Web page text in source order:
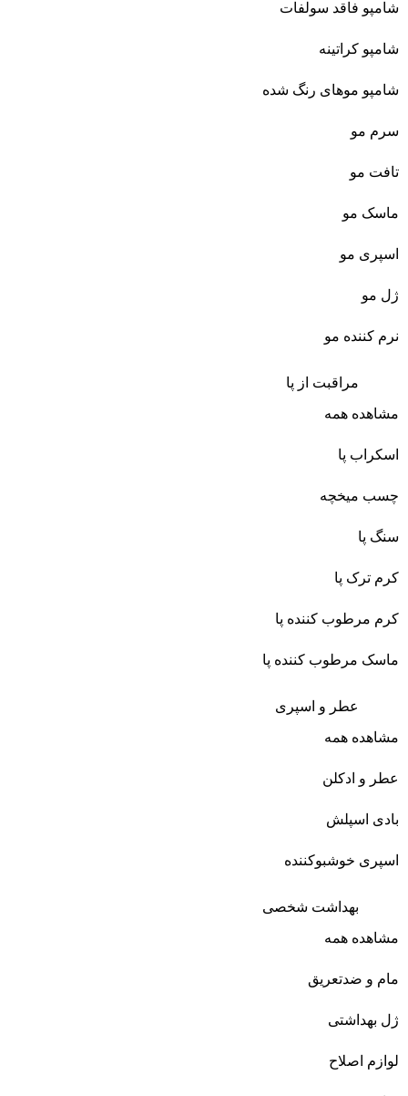
شامپو فاقد سولفات
شامپو کراتینه
شامپو موهای رنگ شده
سرم مو
تافت مو
ماسک مو
اسپری مو
ژل مو
نرم کننده مو
مراقبت از پا
مشاهده همه
اسکراب پا
چسب میخچه
سنگ پا
کرم ترک پا
کرم مرطوب کننده پا
ماسک مرطوب کننده پا
عطر و اسپری
مشاهده همه
عطر و ادکلن
بادی اسپلش
اسپری خوشبوکننده
بهداشت شخصی
مشاهده همه
مام و ضدتعریق
ژل بهداشتی
لوازم اصلاح